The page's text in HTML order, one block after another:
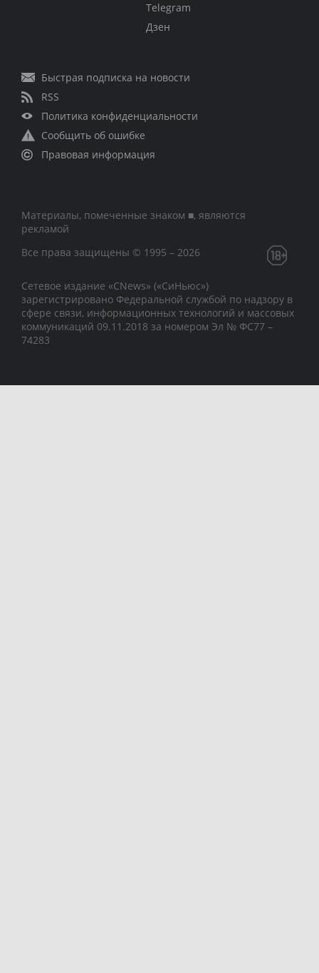
Telegram
Дзен
Быстрая подписка на новости
RSS
Политика конфиденциальности
Сообщить об ошибке
Правовая информация
Материалы, помеченные знаком ■, являются
рекламой
Все права защищены © 1995 – 2026
Сетевое издание «CNews» («СиНьюс»)
зарегистрировано Федеральной службой по надзору в
сфере связи, информационных технологий и массовых
коммуникаций 09.11.2018 за номером Эл № ФС77 –
74283